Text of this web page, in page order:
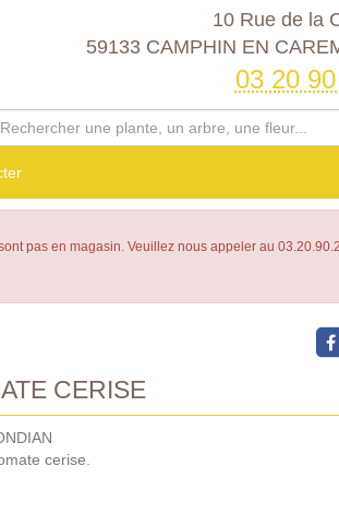
10 Rue de la
59133 CAMPHIN EN
03 20
pas en magasin. Veuillez nous appeler au
CERISE
cerise.